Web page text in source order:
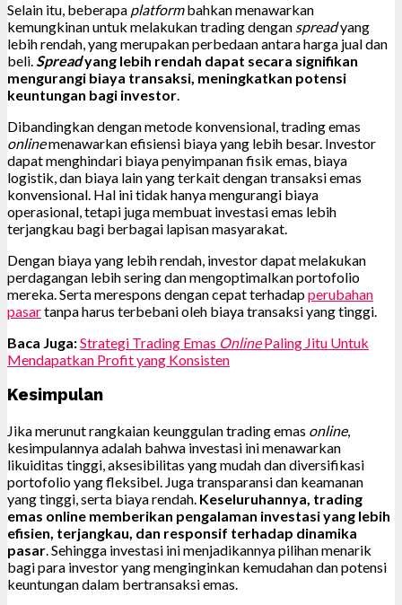
Selain itu, beberapa platformbahkan menawarkan
kemungkinan untuk melakukan trading dengan spreadyang
lebih rendah, yang merupakan perbedaan antara harga jual dan
beli.Spreadyang lebih rendah dapat secara signifikan
mengurangi biaya transaksi, meningkatkan potensi
keuntungan bagi investor.
Dibandingkan dengan metode konvensional, trading emas
onlinemenawarkan efisiensi biaya yang lebih besar. Investor
dapat menghindari biaya penyimpanan fisik emas, biaya
logistik, dan biaya lain yang terkait dengan transaksi emas
konvensional. Hal ini tidak hanya mengurangi biaya
operasional, tetapi juga membuat investasi emas lebih
terjangkau bagi berbagai lapisan masyarakat.
Dengan biaya yang lebih rendah, investor dapat melakukan
perdagangan lebih sering dan mengoptimalkan portofolio
mereka. Serta merespons dengan cepat terhadapperubahan
pasartanpa harus terbebani oleh biaya transaksi yang tinggi.
Baca Juga:Strategi Trading Emas OnlinePaling Jitu Untuk
Mendapatkan Profit yang Konsisten
Kesimpulan
Jika merunut rangkaian keunggulan trading emas online,
kesimpulannya adalah bahwa investasi ini menawarkan
likuiditas tinggi, aksesibilitas yang mudah dan diversifikasi
portofolio yang fleksibel. Juga transparansi dan keamanan
yang tinggi, serta biaya rendah. Keseluruhannya, trading
emas online memberikan pengalaman investasi yang lebih
efisien, terjangkau, dan responsif terhadap dinamika
pasar . Sehingga investasi ini menjadikannya pilihan menarik
bagi para investor yang menginginkan kemudahan dan potensi
keuntungan dalam bertransaksi emas.